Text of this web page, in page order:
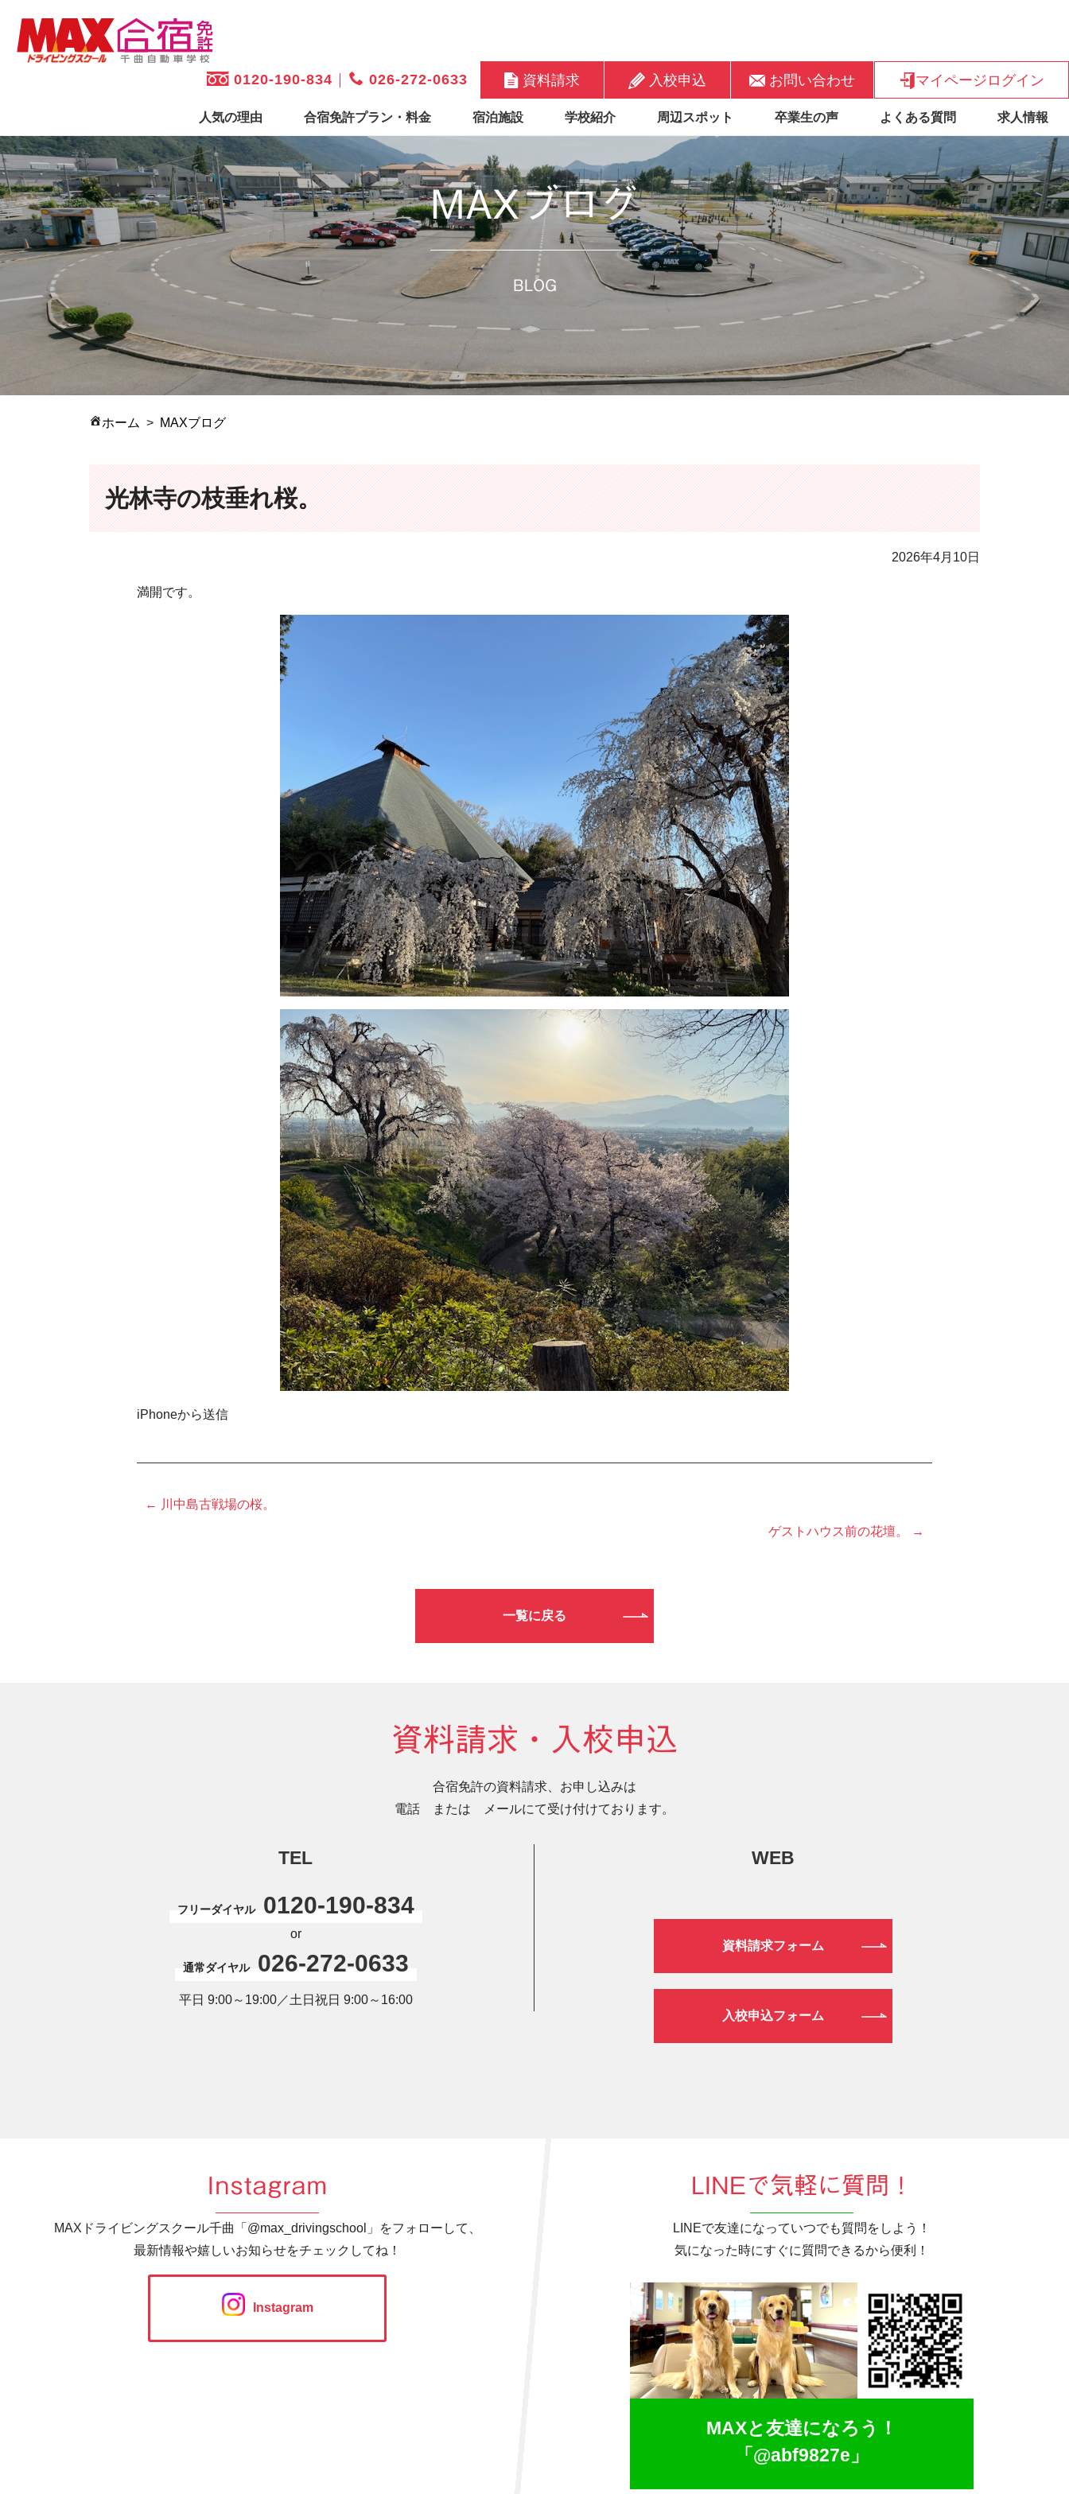
0120-190-834 026-272-0633 資料請求 入校申込 お問い合わせ マイページログイン
人気の理由 合宿免許プラン・料金 宿泊施設 学校紹介 周辺スポット 卒業生の声 よくある質問 求人情報
MAXブログ
BLOG
ホーム MAXブログ
光林寺の枝垂れ桜。
2026年4月10日
満開です。
iPhoneから送信
← 川中島古戦場の桜。
ゲストハウス前の花壇。 →
一覧に戻る
資料請求・入校申込
合宿免許の資料請求、お申し込みは
電話 または メールにて受け付けております。
TEL
フリーダイヤル 0120-190-834
or
通常ダイヤル 026-272-0633
平日 9:00～19:00／土日祝日 9:00～16:00
WEB
資料請求フォーム
入校申込フォーム
Instagram
MAXドライビングスクール千曲「@max_drivingschool」をフォローして、
最新情報や嬉しいお知らせをチェックしてね！
Instagram
LINEで気軽に質問！
LINEで友達になっていつでも質問をしよう！
気になった時にすぐに質問できるから便利！
MAXと友達になろう！
「@abf9827e」